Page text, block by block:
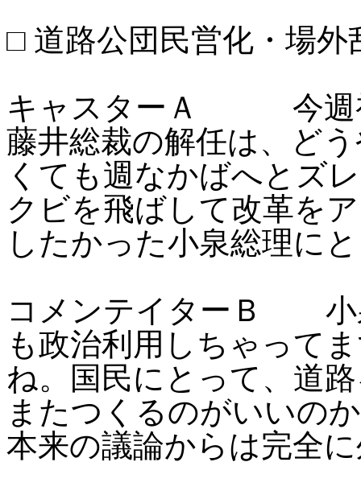
□ 道路公団民営化・場
キャスターＡ 今週初
藤井総裁の解任は、ど
くても週なかばへとズ
クビを飛ばして改革を
したかった小泉総理に
コメンテイターＢ 小
も政治利用しちゃって
ね。国民にとって、道
またつくるのがいいの
本来の議論からは完全